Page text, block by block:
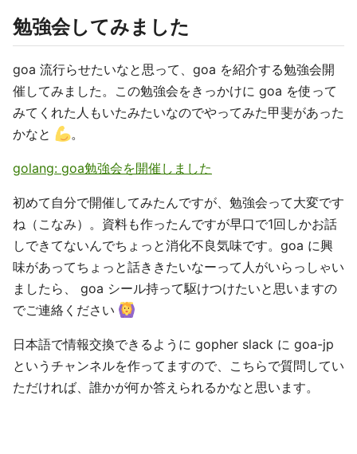
勉強会してみました
goa 流行らせたいなと思って、goa を紹介する勉強会開
催してみました。この勉強会をきっかけに goa を使って
みてくれた人もいたみたいなのでやってみた甲斐があった
かなと
。
golang: goa勉強会を開催しました
初めて自分で開催してみたんですが、勉強会って大変です
ね（こなみ）。資料も作ったんですが早口で1回しかお話
しできてないんでちょっと消化不良気味です。goa に興
味があってちょっと話ききたいなーって人がいらっしゃい
ましたら、 goa シール持って駆けつけたいと思いますの
でご連絡ください
日本語で情報交換できるように gopher slack に goa-jp
というチャンネルを作ってますので、こちらで質問してい
ただければ、誰かが何か答えられるかなと思います。